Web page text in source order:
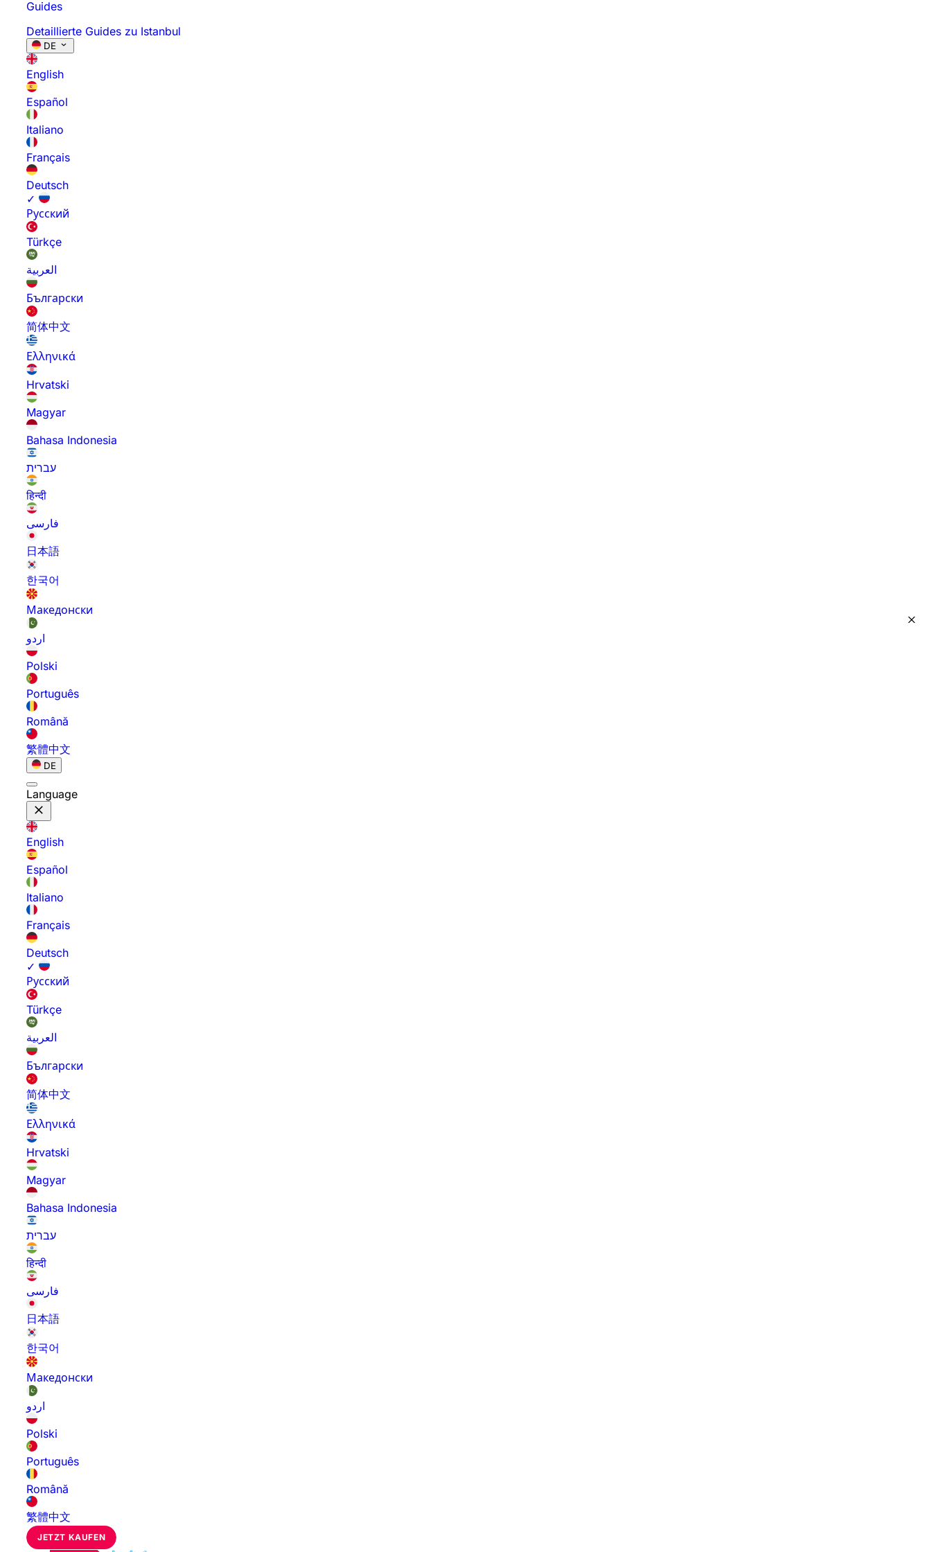
Guides
Detaillierte Guides zu Istanbul
DE
English
Español
Italiano
Français
Deutsch
✓
Русский
Türkçe
العربية
Български
简体中文
Ελληνικά
Hrvatski
Magyar
Bahasa Indonesia
עברית
हिन्दी
فارسی
日本語
한국어
Македонски
اردو
Polski
Português
Română
繁體中文
DE
Language
English
Español
Italiano
Français
Deutsch
✓
Русский
Türkçe
العربية
Български
简体中文
Ελληνικά
Hrvatski
Magyar
Bahasa Indonesia
עברית
हिन्दी
فارسی
日本語
한국어
Македонски
اردو
Polski
Português
Română
繁體中文
JETZT KAUFEN